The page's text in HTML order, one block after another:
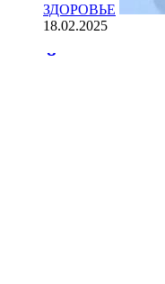
ЗДОРОВЬЕ
18.02.2025
Йогурт